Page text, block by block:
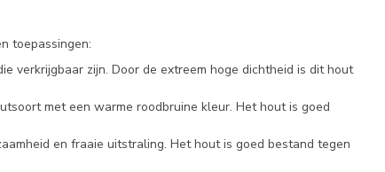
toepassingen:
verkrijgbaar zijn. Door de extreem hoge dichtheid is dit hout
met een warme roodbruine kleur. Het hout is goed
en fraaie uitstraling. Het hout is goed bestand tegen